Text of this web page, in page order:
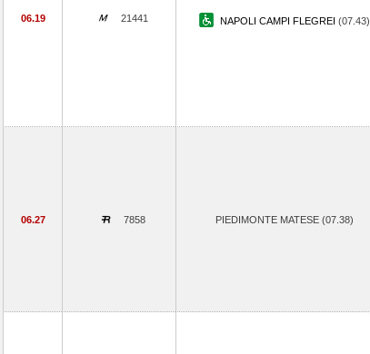
06.19 21441 NAPOLI CAMPI FLEGREI (07.43)
06.27 7858 PIEDIMONTE MATESE (07.38)